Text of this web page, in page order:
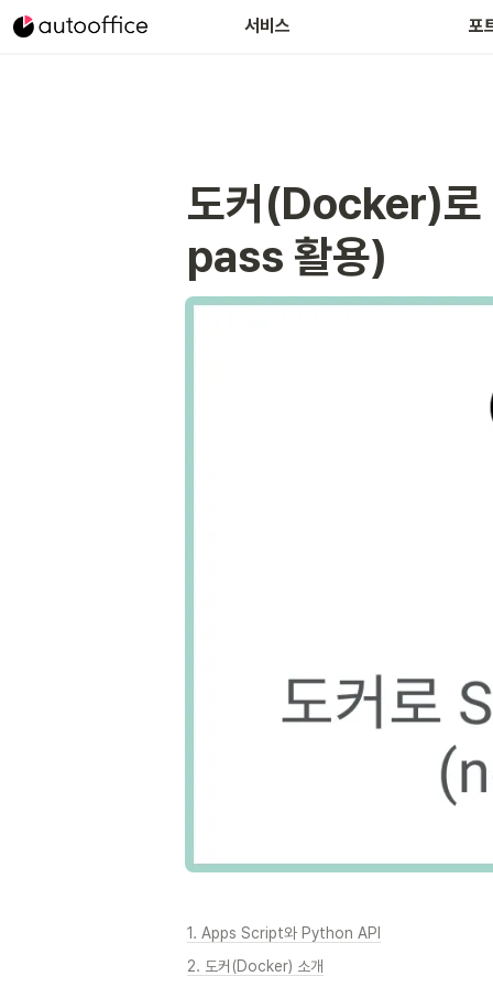
서비스 포
도커(Docker)로
pass 활용)
1. Apps Script와 Python API
2. 도커(Docker) 소개